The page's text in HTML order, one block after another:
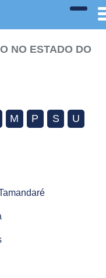
NO ESTADO DO
M P S U